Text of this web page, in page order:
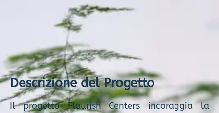
Descrizione del Progetto
Il progetto Flourish Centers incoraggia la